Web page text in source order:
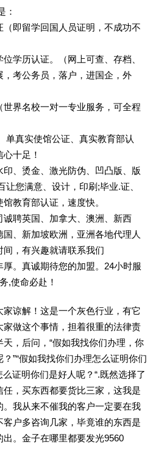
：
即留学回国人员证明，不成功不
学历认证。（网上可查、存档、
，考公务员，落户，进国企，外
界名校一对一专业服务，可全程
真实使馆公证、真实教育部认
十足！
、烫金、激光防伪、凹凸版、版
让您满意、设计，印刷;毕业.证、
教育部认证，速度快。
聘英国、加拿大、澳洲、新西
、新加坡欧洲，亚洲各地代理人
间，有兴趣就请联系我们
。真诚期待您的加盟。24小时服
,使命必赴！
家谅解！这是一个灰色行业，有它
家做这个事情，担着很重的法律责
，后问，“假如我找你们办理，你
”“假如我找你们办理怎么证明你们
么证明你们是好人呢？“.既然选择了
，买东西都要货比三家，这我是
。我从来不催我的客户一定要在我
户多咨询几家，毕竟谁的东西是
出。金子在哪里都要发光9560